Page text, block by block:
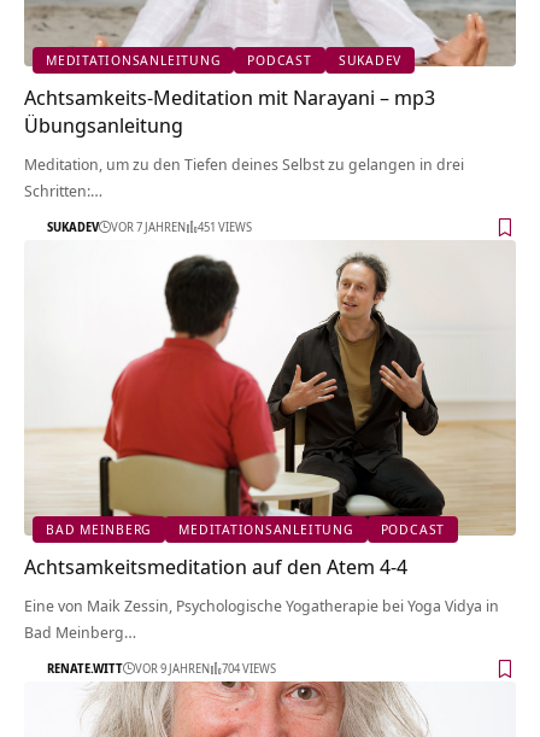
MEDITATIONSANLEITUNG PODCAST SUKADEV
Achtsamkeits-Meditation mit Narayani – mp3
Übungsanleitung
Meditation, um zu den Tiefen deines Selbst zu gelangen in drei
Schritten:…
SUKADEV VOR 7 JAHREN 451 VIEWS
BAD MEINBERG MEDITATIONSANLEITUNG PODCAST
Achtsamkeitsmeditation auf den Atem 4-4
Eine von Maik Zessin, Psychologische Yogatherapie bei Yoga Vidya in
Bad Meinberg…
RENATE.WITT VOR 9 JAHREN 704 VIEWS